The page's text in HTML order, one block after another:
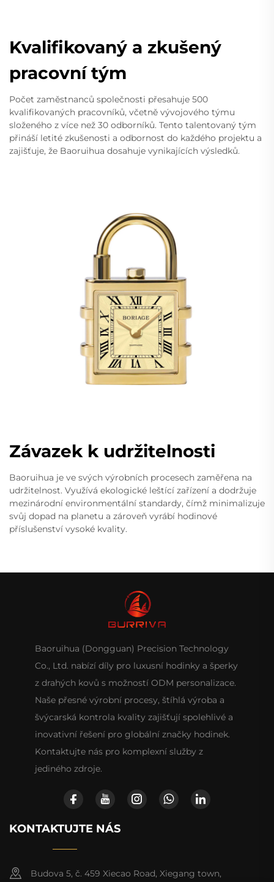
Kvalifikovaný a zkušený
pracovní tým
Počet zaměstnanců společnosti přesahuje 500
kvalifikovaných pracovníků, včetně vývojového týmu
složeného z více než 30 odborníků. Tento talentovaný tým
přináší letité zkušenosti a odbornost do každého projektu a
zajišťuje, že Baoruihua dosahuje vynikajících výsledků.
Závazek k udržitelnosti
Baoruihua je ve svých výrobních procesech zaměřena na
udržitelnost. Využívá ekologické leštící zařízení a dodržuje
mezinárodní environmentální standardy, čímž minimalizuje
svůj dopad na planetu a zároveň vyrábí hodinové
příslušenství vysoké kvality.
Baoruihua (Dongguan) Precision Technology
Co., Ltd. nabízí díly pro luxusní hodinky a šperky
z drahých kovů s možností ODM personalizace.
Naše přesné výrobní procesy, štíhlá výroba a
švýcarská kontrola kvality zajišťují spolehlivé a
inovativní řešení pro globální značky hodinek.
Kontaktujte nás pro komplexní služby z
jediného zdroje.
KONTAKTUJTE NÁS
Budova 5, č. 459 Xiecao Road, Xiegang town,